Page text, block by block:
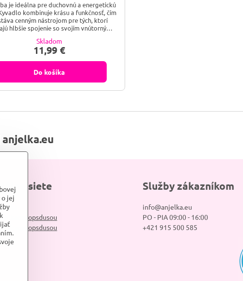
je ideálna pre duchovnú a energetickú
kombinuje krásu a funkčnosť, čím
cenným nástrojom pre tých, ktorí
hlbšie spojenie so svojím vnútorným
a všetko čo v ňom vnímame. Merkaba je
rotujúcich telies, je to geometrický
Skladom
11,99 €
Do košíka
siete Služby zákazníkom
info@anjelka.eu
PO - PIA 09:00 - 16:00
+421 915 500 585
o jej